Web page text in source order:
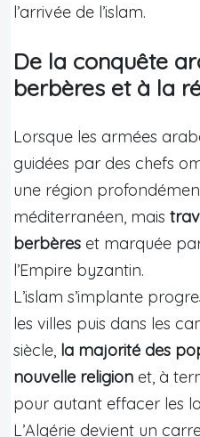
l’arrivée de l’islam.
De la conquête
berbères et à la
Lorsque les armées
guidées par des chefs
une région
méditerranéen, mais
berbères et marquée
l’Empire byzantin.
L’islam s’implante
les villes puis dans les
siècle, la majorité des
nouvelle religion et, à
pour autant effacer les
L’Algérie devient un